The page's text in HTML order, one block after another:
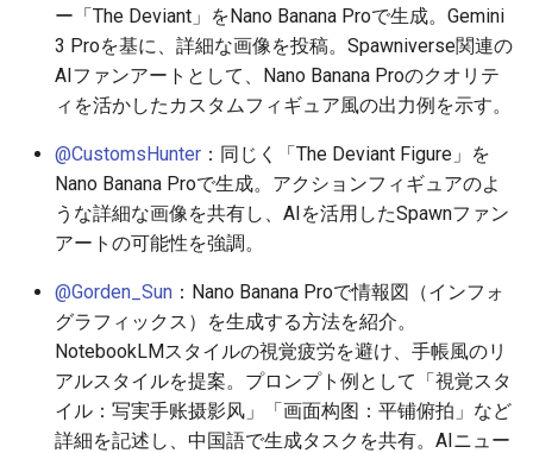
2026-06-12
2026-06-11
2026-06-09
2026-06-07
2026-06-06
2026-06-05
2025-11-27
2025-11-26
2025-11-24
2025-11-22
2025-11-21
2025-11-20
2026-06-12
2026-06-11
2026-06-09
2026-06-07
2026-06-06
2026-06-05
2025-11-27
2025-11-26
2025-11-24
2025-11-22
2025-11-21
2025-11-20
2026-06-09
2026-06-08
2026-06-06
2026-06-05
2026-06-04
2026-06-03
2026-06-02
2026-06-10
2026-06-09
2026-06-06
2026-06-04
2026-06-03
2026-06-02
2025-11-27
2025-11-26
2025-11-24
2025-11-22
2025-11-21
2025-11-20
2026-06-12
2026-06-11
2026-06-09
2026-06-07
2026-06-06
2026-06-05
2026-06-06
2026-06-05
2026-06-03
2026-06-01
2026-05-31
2026-05-30
ー「The Deviant」をNano Banana Proで生成。Gemini
3 Proを基に、詳細な画像を投稿。Spawniverse関連の
AIファンアートとして、Nano Banana Proのクオリテ
ィを活かしたカスタムフィギュア風の出力例を示す。
@CustomsHunter ：同じく「The Deviant Figure」を
Nano Banana Proで生成。アクションフィギュアのよ
うな詳細な画像を共有し、AIを活用したSpawnファン
アートの可能性を強調。
@Gorden_Sun ：Nano Banana Proで情報図（インフォ
グラフィックス）を生成する方法を紹介。
NotebookLMスタイルの視覚疲労を避け、手帳風のリ
アルスタイルを提案。プロンプト例として「視覚スタ
イル：写実手账摄影风」「画面构图：平铺俯拍」など
詳細を記述し、中国語で生成タスクを共有。AIニュー